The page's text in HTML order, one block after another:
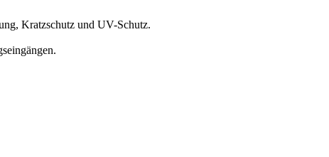
Kratzschutz und UV-Schutz.